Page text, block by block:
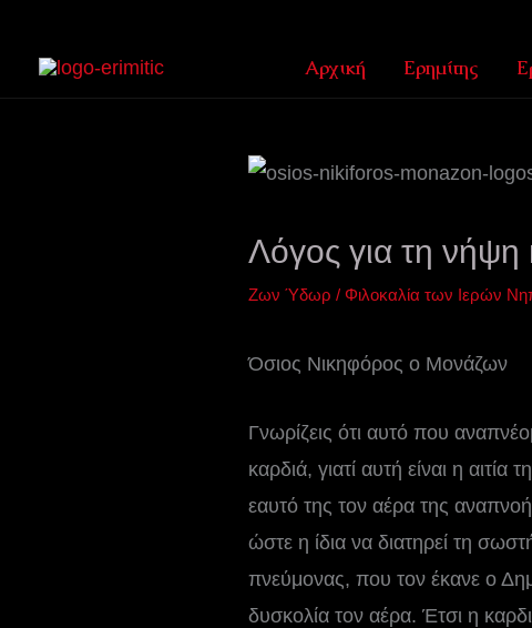
Αρχική Ερημίτης
Λόγος για τη νήψη
Ζων Ύδωρ / Φιλοκαλία των Ιερών
Όσιος Νικηφόρος ο Μονάζων
Γνωρίζεις ότι αυτό που
καρδιά, γιατί αυτή είναι η
εαυτό της τον αέρα της
ώστε η ίδια να διατηρεί τη
πνεύμονας, που τον έκανε ο
δυσκολία τον αέρα. Έτσι η